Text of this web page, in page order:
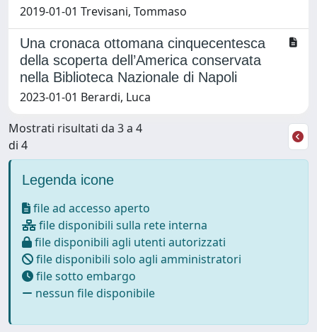
2019-01-01 Trevisani, Tommaso
Una cronaca ottomana cinquecentesca
della scoperta dell’America conservata
nella Biblioteca Nazionale di Napoli
2023-01-01 Berardi, Luca
Mostrati risultati da 3 a 4
di 4
Legenda icone
file ad accesso aperto
file disponibili sulla rete interna
file disponibili agli utenti autorizzati
file disponibili solo agli amministratori
file sotto embargo
nessun file disponibile